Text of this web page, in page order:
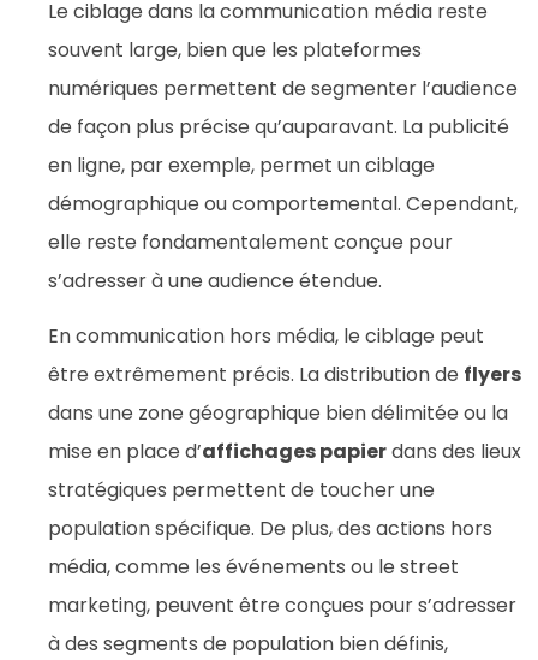
Le ciblage dans la communication média reste
souvent large, bien que les plateformes
numériques permettent de segmenter l’audience
de façon plus précise qu’auparavant. La publicité
en ligne, par exemple, permet un ciblage
démographique ou comportemental. Cependant,
elle reste fondamentalement conçue pour
s’adresser à une audience étendue.
En communication hors média, le ciblage peut
être extrêmement précis. La distribution de flyers
dans une zone géographique bien délimitée ou la
mise en place d’affichages papierdans des lieux
stratégiques permettent de toucher une
population spécifique. De plus, des actions hors
média, comme les événements ou le street
marketing, peuvent être conçues pour s’adresser
à des segments de population bien définis,